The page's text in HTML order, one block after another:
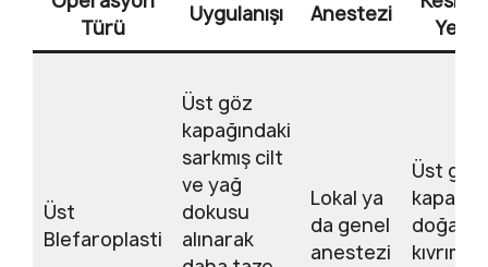
Türü
Uygulanışı Anestezi
Yeri
Üst
Blefaroplasti
Üst göz
kapağındaki
sarkmış cilt
ve yağ
dokusu
alınarak
Lokal ya
da genel
anestezi
Üst göz
kapağı
doğal
kıvrımı